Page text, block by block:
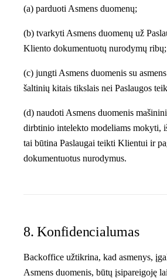
(a) parduoti Asmens duomenų;
(b) tvarkyti Asmens duomenų už
Kliento dokumentuotų nurodymų ribų;
(c) jungti Asmens duomenis su
šaltinių kitais tikslais nei Paslaugos
(d) naudoti Asmens duomenis
dirbtinio intelekto modeliams mokyti,
tai būtina Paslaugai teikti Klientui ir
dokumentuotus nurodymus.
8. Konfidencialumas
Backoffice užtikrina, kad asmenys,
Asmens duomenis, būtų įsipareigoję